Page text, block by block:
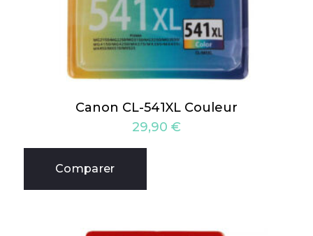
Canon CL-541XL Couleur
29,90 €
Comparer